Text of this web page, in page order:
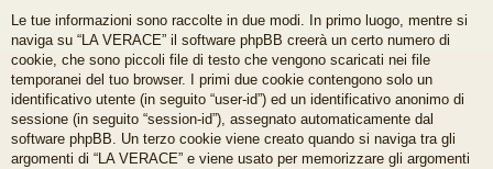
Le tue informazioni sono raccolte in due modi. In primo luogo, mentre si
naviga su “LA VERACE” il software phpBB creerà un certo numero di
cookie, che sono piccoli file di testo che vengono scaricati nei file
temporanei del tuo browser. I primi due cookie contengono solo un
identificativo utente (in seguito “user-id”) ed un identificativo anonimo di
sessione (in seguito “session-id”), assegnato automaticamente dal
software phpBB. Un terzo cookie viene creato quando si naviga tra gli
argomenti di “LA VERACE” e viene usato per memorizzare gli argomenti